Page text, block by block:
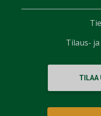
TILAA
Tilaus-